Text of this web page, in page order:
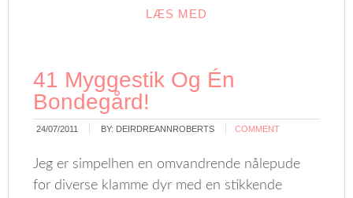
LÆS MED
41 Myggestik Og Én
Bondegård!
24/07/2011 BY: DEIRDREANNROBERTS COMMENT
Jeg er simpelhen en omvandrende nålepude
for diverse klamme dyr med en stikkende